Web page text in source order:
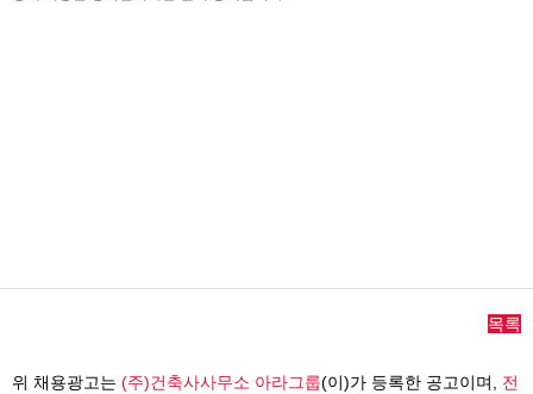
목록
위 채용광고는 (주)건축사사무소 아라그룹(이)가 등록한 공고이며, 전